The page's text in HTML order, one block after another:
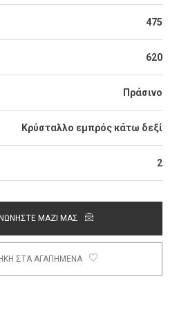
475
620
Πράσινο
Κρύσταλλο εμπρός κάτω δεξί
2
ΜΑΖΙ ΜΑΣ
ΣΤΑ ΑΓΑΠΗΜΕΝΑ